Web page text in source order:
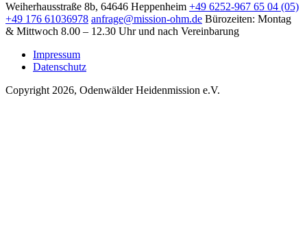
Weiherhausstraße 8b, 64646 Heppenheim +49 6252-967 65 04 (05)
+49 176 61036978 anfrage@mission-ohm.de Bürozeiten: Montag
& Mittwoch 8.00 – 12.30 Uhr und nach Vereinbarung
Impressum
Datenschutz
Copyright 2026, Odenwälder Heidenmission e.V.